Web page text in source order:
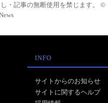
・記事の無断使用を禁じます。 ©
INFO
サイトからのお知らせ
サイトに関するヘルプ